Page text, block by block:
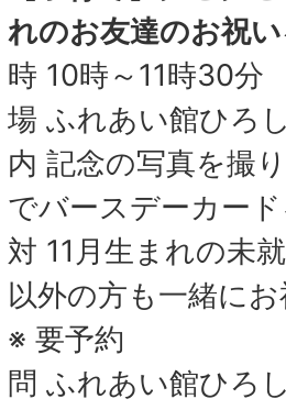
れのお友達のお祝
時 10時～11時30分
場 ふれあい館ひろ
内 記念の写真を撮
でバースデーカー
対 11月生まれの未
以外の方も一緒に
※ 要予約
問 ふれあい館ひろ